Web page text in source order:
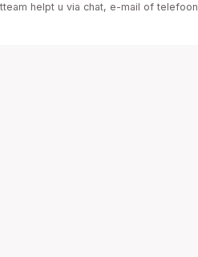
helpt u via chat, e-mail of telefoon